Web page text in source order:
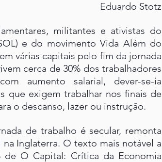
Eduardo Stotz
militantes e ativistas do
e do movimento Vida Além do
várias capitais pelo fim da jornada
cerca de 30% dos trabalhadores
aumento salarial, dever-se-ia
que exigem trabalhar nos finais de
o descanso, lazer ou instrução.
de trabalho é secular, remonta
Inglaterra. O texto mais notável a
O Capital: Crítica da Economia